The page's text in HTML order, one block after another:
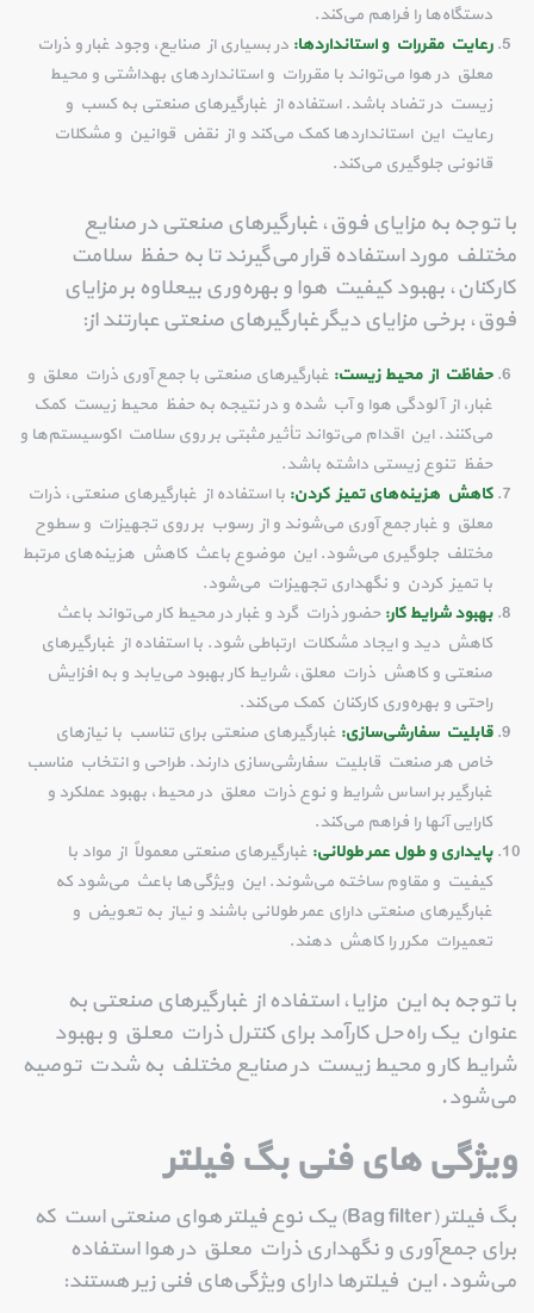
دستگاه‌ها را فراهم می‌کند.
رعایت مقررات و استانداردها: در بسیاری از صنایع، وجود غبار و ذرات
معلق در هوا می‌تواند با مقررات و استانداردهای بهداشتی و محیط
زیست در تضاد باشد. استفاده از غبارگیرهای صنعتی به کسب و
رعایت این استانداردها کمک می‌کند و از نقض قوانین و مشکلات
قانونی جلوگیری می‌کند.
با توجه به مزایای فوق، غبارگیرهای صنعتی در صنایع
مختلف مورد استفاده قرار می‌گیرند تا به حفظ سلامت
کارکنان، بهبود کیفیت هوا و بهره‌وری بیعلاوه بر مزایای
فوق، برخی مزایای دیگر غبارگیرهای صنعتی عبارتند از:
حفاظت از محیط زیست: غبارگیرهای صنعتی با جمع آوری ذرات معلق و
غبار، از آلودگی هوا و آب شده و در نتیجه به حفظ محیط زیست کمک
می‌کنند. این اقدام می‌تواند تأثیر مثبتی بر روی سلامت اکوسیستم‌ها و
حفظ تنوع زیستی داشته باشد.
کاهش هزینه‌های تمیز کردن: با استفاده از غبارگیرهای صنعتی، ذرات
معلق و غبار جمع آوری می‌شوند و از رسوب بر روی تجهیزات و سطوح
مختلف جلوگیری می‌شود. این موضوع باعث کاهش هزینه‌های مرتبط
با تمیز کردن و نگهداری تجهیزات می‌شود.
بهبود شرایط کار:حضور ذرات گرد و غبار در محیط کار می‌تواند باعث
کاهش دید و ایجاد مشکلات ارتباطی شود. با استفاده از غبارگیرهای
صنعتی و کاهش ذرات معلق، شرایط کار بهبود می‌یابد و به افزایش
راحتی و بهره‌وری کارکنان کمک می‌کند.
قابلیت سفارشی‌سازی: غبارگیرهای صنعتی برای تناسب با نیازهای
خاص هر صنعت قابلیت سفارشی‌سازی دارند. طراحی و انتخاب مناسب
غبارگیر بر اساس شرایط و نوع ذرات معلق در محیط، بهبود عملکرد و
کارایی آنها را فراهم می‌کند.
پایداری و طول عمر طولانی: غبارگیرهای صنعتی معمولاً از مواد با
کیفیت و مقاوم ساخته می‌شوند. این ویژگی‌ها باعث می‌شود که
غبارگیرهای صنعتی دارای عمر طولانی باشند و نیاز به تعویض و
تعمیرات مکرر را کاهش دهند.
با توجه به این مزایا، استفاده از غبارگیرهای صنعتی به
عنوان یک راه‌حل کارآمد برای کنترل ذرات معلق و بهبود
شرایط کار و محیط زیست در صنایع مختلف به شدت توصیه
می‌شود.
ویژگی های فنی بگ فیلتر
بگ فیلتر (Bag filter) یک نوع فیلتر هوای صنعتی است که
برای جمع‌آوری و نگهداری ذرات معلق در هوا استفاده
می‌شود. این فیلترها دارای ویژگی‌های فنی زیر هستند: